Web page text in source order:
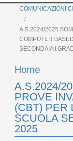
COMUNICAZIONI
A.S.2024/2025
COMPUTER
SECONDAIA I
Home
A.S.2024/
PROVE
(CBT) PER
SCUOLA
2025